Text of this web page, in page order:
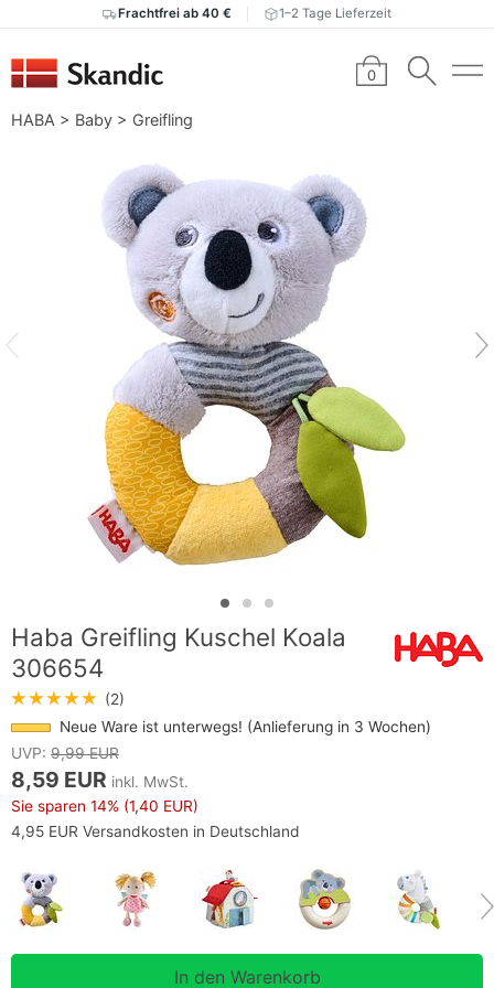
Frachtfrei ab 40 € 1–2 Tage Lieferzeit
0
HABA > Baby > Greifling
Haba Greifling Kuschel Koala
306654
★★★★★ (2)
Neue Ware ist unterwegs! (Anlieferung in 3 Wochen)
UVP: 9,99 EUR
8,59 EUR inkl. MwSt.
Sie sparen 14% (1,40 EUR)
4,95 EUR Versandkosten in Deutschland